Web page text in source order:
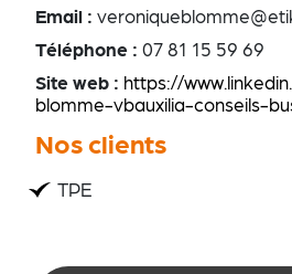
Email :
Téléphone : 07 81 15 59 69
Site web : https://
blomme-vbauxilia-conseils-
Nos clients
TPE